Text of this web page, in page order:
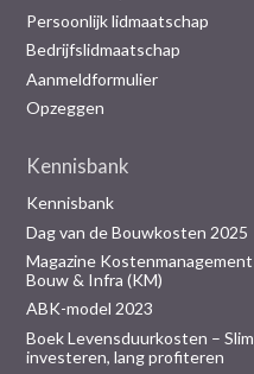
Persoonlijk lidmaatschap
Bedrijfslidmaatschap
Aanmeldformulier
Opzeggen
Kennisbank
Kennisbank
Dag van de Bouwkosten 2025
Magazine Kostenmanagement
Bouw & Infra (KM)
ABK-model 2023
Boek Levensduurkosten – Slim
investeren, lang profiteren